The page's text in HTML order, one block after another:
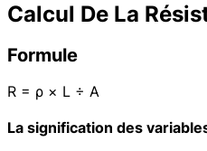
Calcul De La
Formule
R = ρ × L ÷ A
La signification des